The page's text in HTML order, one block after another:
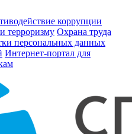
коррупции
терроризму Охрана труда
персональных данных
Интернет-портал для